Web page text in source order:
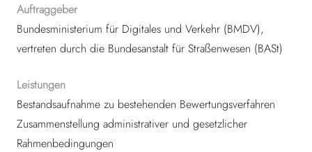
Auftraggeber
Bundesministerium für Digitales und Verkehr (BMDV),
vertreten durch die Bundesanstalt für Straßenwesen (BASt)
Leistungen
Bestandsaufnahme zu bestehenden Bewertungsverfahren
Zusammenstellung administrativer und gesetzlicher
Rahmenbedingungen